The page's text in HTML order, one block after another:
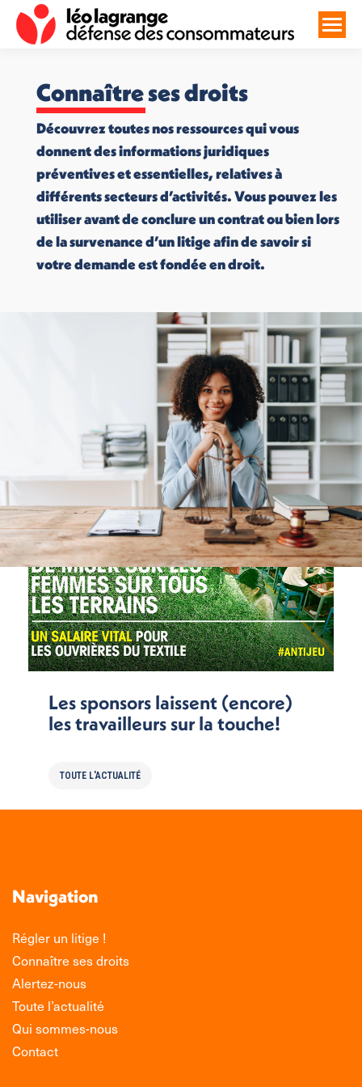
Connaître ses droits
Découvrez toutes nos ressources qui vous
donnent des informations juridiques
préventives et essentielles, relatives à
différents secteurs d’activités. Vous pouvez les
utiliser avant de conclure un contrat ou bien lors
de la survenance d’un litige afin de savoir si
votre demande est fondée en droit.
Les sponsors laissent (encore)
les travailleurs sur la touche!
TOUTE L'ACTUALITÉ
Navigation
Régler un litige !
Connaître ses droits
Alertez-nous
Toute l’actualité
Qui sommes-nous
Contact